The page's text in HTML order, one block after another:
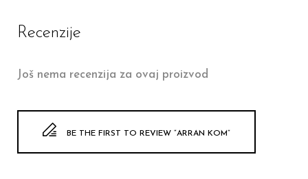
Recenzije
Još nema recenzija za ovaj proizvod
BE THE FIRST TO REVIEW “ARRAN KOM”